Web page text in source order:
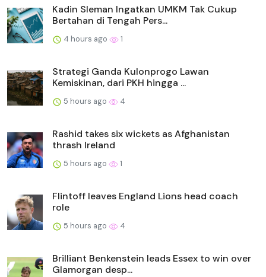
Kadin Sleman Ingatkan UMKM Tak Cukup
Bertahan di Tengah Pers...
4 hours ago 1
Strategi Ganda Kulonprogo Lawan
Kemiskinan, dari PKH hingga ...
5 hours ago 4
Rashid takes six wickets as Afghanistan
thrash Ireland
5 hours ago 1
Flintoff leaves England Lions head coach
role
5 hours ago 4
Brilliant Benkenstein leads Essex to win over
Glamorgan desp...